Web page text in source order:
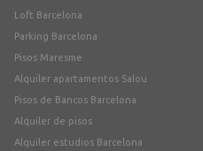
Loft Barcelona
Parking Barcelona
Pisos Maresme
Alquiler apartamentos Salou
Pisos de Bancos Barcelona
Alquiler de pisos
Alquiler estudios Barcelona